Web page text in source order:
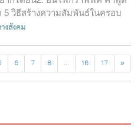
วิธีสร้างความสัมพันธ์ในครอบ
งสังคม
6 7 8 ... 16 17 »